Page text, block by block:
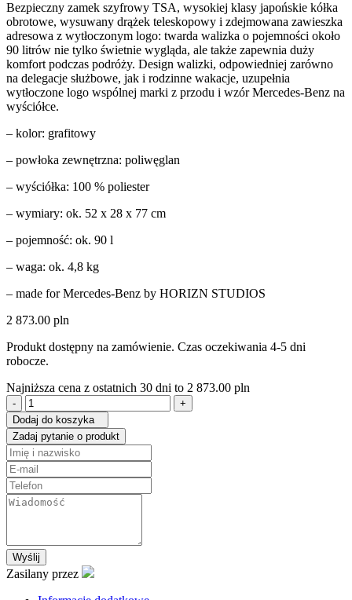
Bezpieczny zamek szyfrowy TSA, wysokiej klasy japońskie kółka
obrotowe, wysuwany drążek teleskopowy i zdejmowana zawieszka
adresowa z wytłoczonym logo: twarda walizka o pojemności około
90 litrów nie tylko świetnie wygląda, ale także zapewnia duży
komfort podczas podróży. Design walizki, odpowiedniej zarówno
na delegacje służbowe, jak i rodzinne wakacje, uzupełnia
wytłoczone logo wspólnej marki z przodu i wzór Mercedes-Benz na
wyściółce.
– kolor: grafitowy
– powłoka zewnętrzna: poliwęglan
– wyściółka: 100 % poliester
– wymiary: ok. 52 x 28 x 77 cm
– pojemność: ok. 90 l
– waga: ok. 4,8 kg
– made for Mercedes-Benz by HORIZN STUDIOS
2 873.00 pln
Produkt dostępny na zamówienie. Czas oczekiwania 4-5 dni
robocze.
Najniższa cena z ostatnich 30 dni to 2 873.00 pln
ilość
Walizka
Horizn
Studios
H7
Mercedes-
Benz
90L
Dodaj do koszyka
Zadaj pytanie o produkt
Wyślij
Zasilany przez